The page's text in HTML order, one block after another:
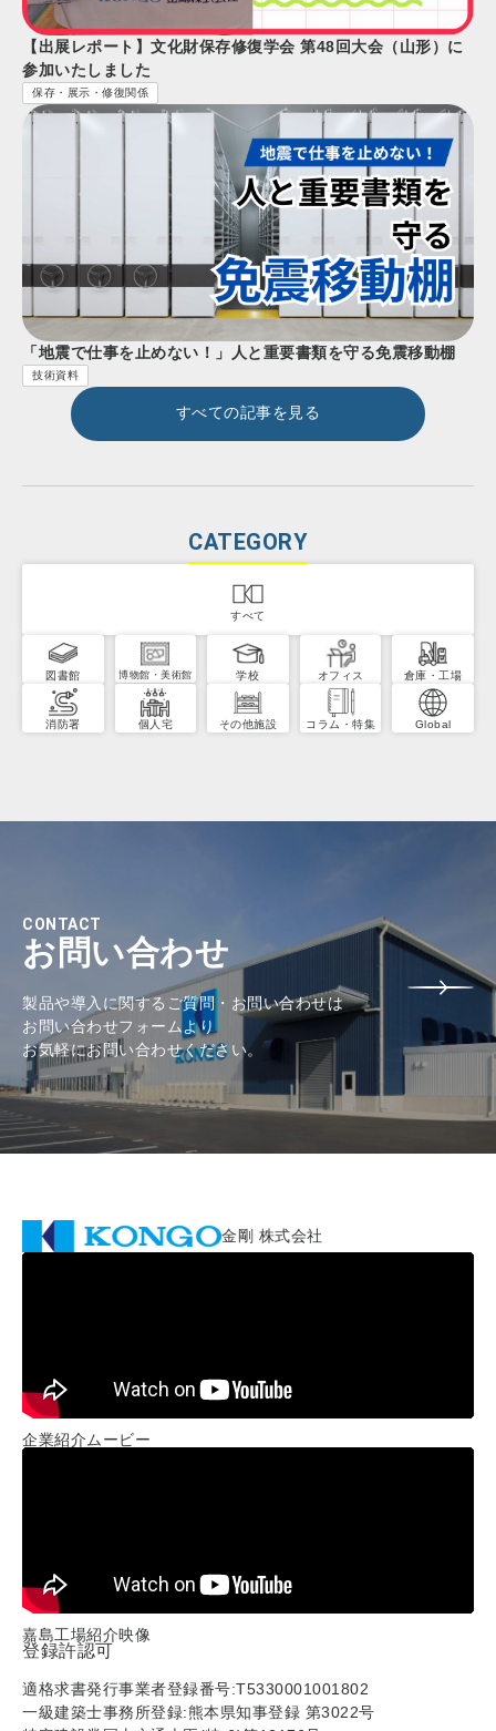
【出展レポート】文化財保存修復学会 第48回大会（山形）に
参加いたしました
保存・展示・修復関係
「地震で仕事を止めない！」人と重要書類を守る免震移動棚
技術資料
すべての記事を見る
CATEGORY
すべて
図書館 博物館・美術館 学校 オフィス 倉庫・工場
消防署 個人宅 その他施設 コラム・特集 Global
CONTACT
お問い合わせ
製品や導入に関するご質問・お問い合わせは
お問い合わせフォームより
お気軽にお問い合わせください。
金剛 株式会社
企業紹介ムービー
嘉島工場紹介映像
登録許認可
適格求書発行事業者登録番号:T5330001001802
一級建築士事務所登録:熊本県知事登録 第3022号